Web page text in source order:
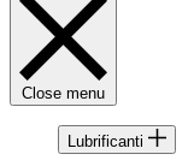
Close menu
Lubrificanti